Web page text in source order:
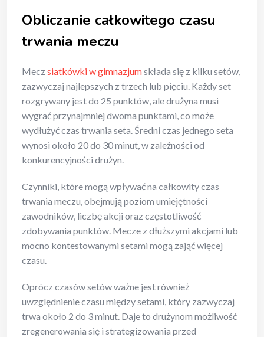
Obliczanie całkowitego czasu
trwania meczu
Mecz siatkówki w gimnazjumskłada się z kilku setów,
zazwyczaj najlepszych z trzech lub pięciu. Każdy set
rozgrywany jest do 25 punktów, ale drużyna musi
wygrać przynajmniej dwoma punktami, co może
wydłużyć czas trwania seta. Średni czas jednego seta
wynosi około 20 do 30 minut, w zależności od
konkurencyjności drużyn.
Czynniki, które mogą wpływać na całkowity czas
trwania meczu, obejmują poziom umiejętności
zawodników, liczbę akcji oraz częstotliwość
zdobywania punktów. Mecze z dłuższymi akcjami lub
mocno kontestowanymi setami mogą zająć więcej
czasu.
Oprócz czasów setów ważne jest również
uwzględnienie czasu między setami, który zazwyczaj
trwa około 2 do 3 minut. Daje to drużynom możliwość
zregenerowania się i strategizowania przed